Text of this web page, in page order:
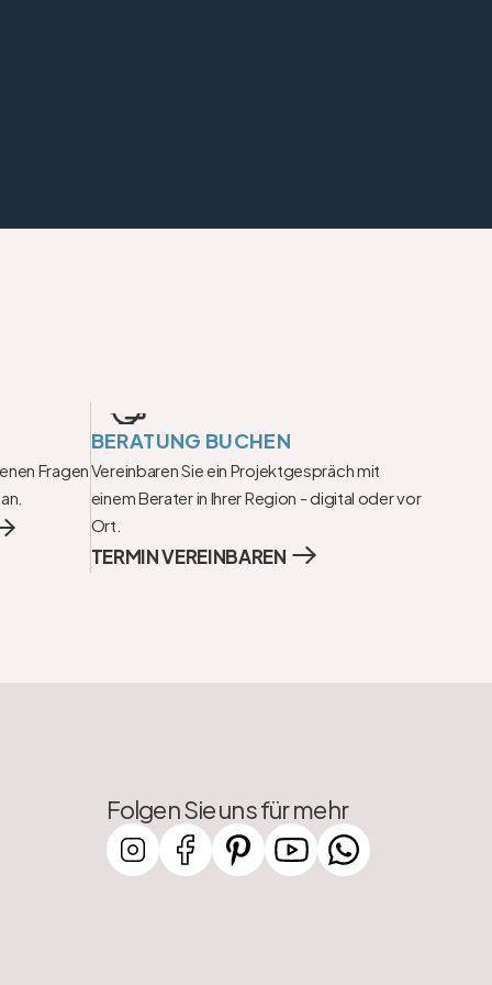
Fragen
BERATUNG BUCHEN
Vereinbaren Sie ein Projektgespräch mit
einem Berater in Ihrer Region - digital oder vor
Ort.
TERMIN VEREINBAREN
Folgen Sie uns für mehr